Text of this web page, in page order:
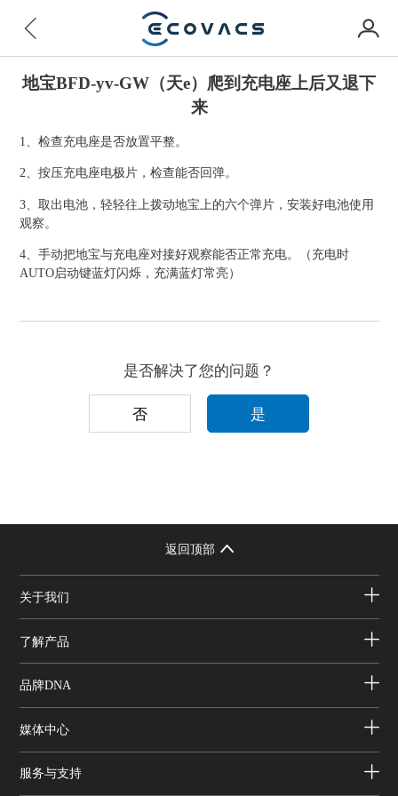
地宝BFD-yv-GW（天e）爬到充电座上后又退下
来
1、检查充电座是否放置平整。
2、按压充电座电极片，检查能否回弹。
3、取出电池，轻轻往上拨动地宝上的六个弹片，安装好电池使用
观察。
4、手动把地宝与充电座对接好观察能否正常充电。（充电时
AUTO启动键蓝灯闪烁，充满蓝灯常亮）
是否解决了您的问题？
否 是
返回顶部
关于我们
了解产品
品牌DNA
媒体中心
服务与支持